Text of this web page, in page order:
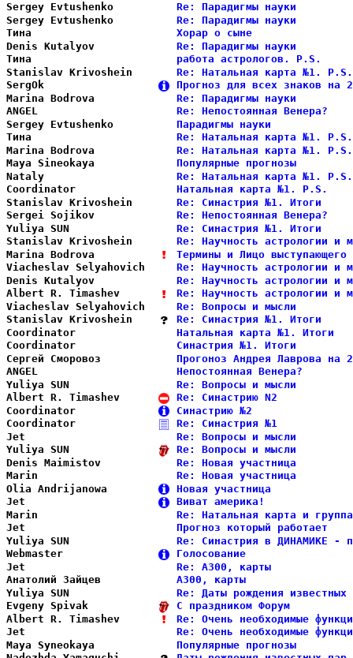
Sergey Evtushenko
Re: Парадигмы
Sergey Evtushenko
Re: Парадигмы
Тина
Хорар о
Denis Kutalyov
Re: Парадигмы
Тина
работа
Stanislav Krivoshein
Re: Натальная карта
SergOk
Прогноз для всех знаков
Marina Bodrova
Re: Парадигмы
ANGEL
Re: Непостоянная
Sergey Evtushenko
Парадигмы
Тина
Re: Натальная карта
Marina Bodrova
Re: Натальная карта
Maya Sineokaya
Популярные
Nataly
Re: Натальная карта
Coordinator
Натальная карта
Stanislav Krivoshein
Re: Синастрия №1.
Sergei Sojikov
Re: Непостоянная
Yuliya SUN
Re: Синастрия №1.
Stanislav Krivoshein
Re: Научность астрологии
Marina Bodrova
Термины и Лицо
Viacheslav Selyahovich
Re: Научность астрологии
Denis Kutalyov
Re: Научность астрологии
Albert R. Timashev
Re: Научность астрологии
Viacheslav Selyahovich
Re: Вопросы и
Stanislav Krivoshein
Re: Синастрия №1.
Coordinator
Натальная карта №1.
Coordinator
Синастрия №1.
Сергей Сморовоз
Прогоноз Андрея Лаврова
ANGEL
Непостоянная
Yuliya SUN
Re: Вопросы и
Albert R. Timashev
Re:
Coordinator
Синастрию
Coordinator
Re:
Jet
Re: Вопросы и
Yuliya SUN
Re: Вопросы и
Denis Maimistov
Re: Новая
Marin
Re: Новая
Olia Andrijanowa
Новая
Jet
Виват
Marin
Re: Натальная карта и
Jet
Прогноз который
Yuliya SUN
Re: Синастрия в ДИНАМИКЕ -
Webmaster
Jet
Re: A300,
Анатолий Зайцев
A300,
Yuliya SUN
Re: Даты рождения
Evgeny Spivak
С праздником
Albert R. Timashev
Re: Очень необходимые
Jet
Re: Очень необходимые
Maya Syneokaya
Популярные